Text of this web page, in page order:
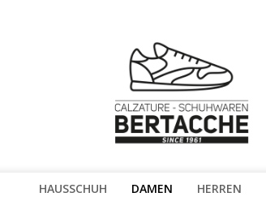
HAUSSCHUH DAMEN HERREN